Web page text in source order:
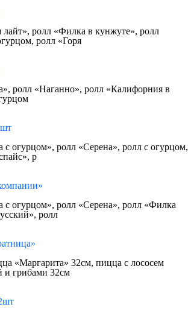
ролл «Филка в кунжуте», ролл
ролл «Горя
ролл «Наганно», ролл «Калифорния в
с огурцом», ролл «Серена», ролл с огурцом,
р
с огурцом», ролл «Серена», ролл «Филка
ролл
«Маргарита» 32см, пицца с лососем
и грибами 32см